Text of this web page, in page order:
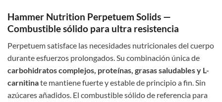
Hammer Nutrition Perpetuem Solids —
Combustible sólido para ultra resistencia
Perpetuem satisface las necesidades nutricionales del cuerpo
durante esfuerzos prolongados. Su combinación única de
carbohidratos complejos, proteínas, grasas saludables y L-
carnitinate mantiene fuerte y estable de principio a fin. Sin
azúcares añadidos. El combustible sólido de referencia para